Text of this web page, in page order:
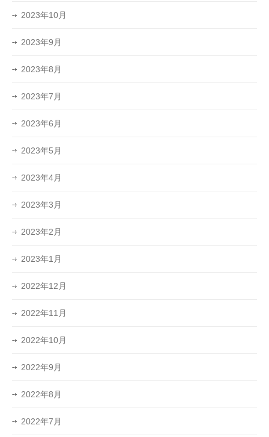
2023年10月
2023年9月
2023年8月
2023年7月
2023年6月
2023年5月
2023年4月
2023年3月
2023年2月
2023年1月
2022年12月
2022年11月
2022年10月
2022年9月
2022年8月
2022年7月